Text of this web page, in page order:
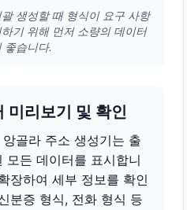
생성할 때 형식이 요구 사항
기 위해 먼저 소량의 데이터
좋습니다.
미리보기 및 확인
골라 주소 생성기는 출
모든 데이터를 표시합니
장하여 세부 정보를 확인
분증 형식, 전화 형식 등